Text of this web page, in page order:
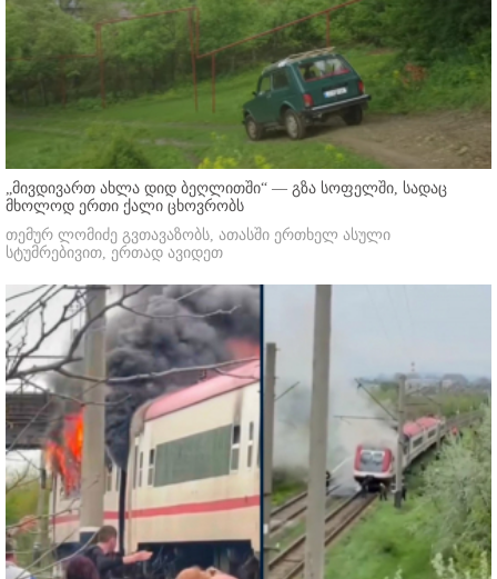
„მივდივართ ახლა დიდ ბეღლითში“ — გზა სოფელში, სადაც
მხოლოდ ერთი ქალი ცხოვრობს
თემურ ლომიძე გვთავაზობს, ათასში ერთხელ ასული
სტუმრებივით, ერთად ავიდეთ